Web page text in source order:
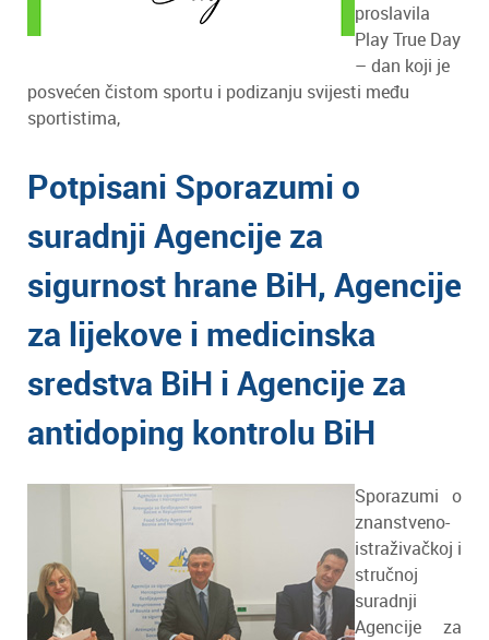
proslavila
Play True Day
– dan koji je
posvećen čistom sportu i podizanju svijesti među
sportistima,
Potpisani Sporazumi o
suradnji Agencije za
sigurnost hrane BiH, Agencije
za lijekove i medicinska
sredstva BiH i Agencije za
antidoping kontrolu BiH
Sporazumi o
znanstveno-
istraživačkoj i
stručnoj
suradnji
Agencije za